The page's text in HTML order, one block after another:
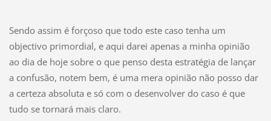
Sendo assim é forçoso que todo este caso tenha um
objectivo primordial, e aqui darei apenas a minha opinião
ao dia de hoje sobre o que penso desta estratégia de lançar
a confusão, notem bem, é uma mera opinião não posso dar
a certeza absoluta e só com o desenvolver do caso é que
tudo se tornará mais claro.